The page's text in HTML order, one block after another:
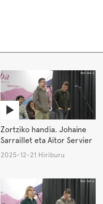
Zortziko handia. Johaine
Sarraillet eta Aitor Servier
2025-12-21 Hiriburu